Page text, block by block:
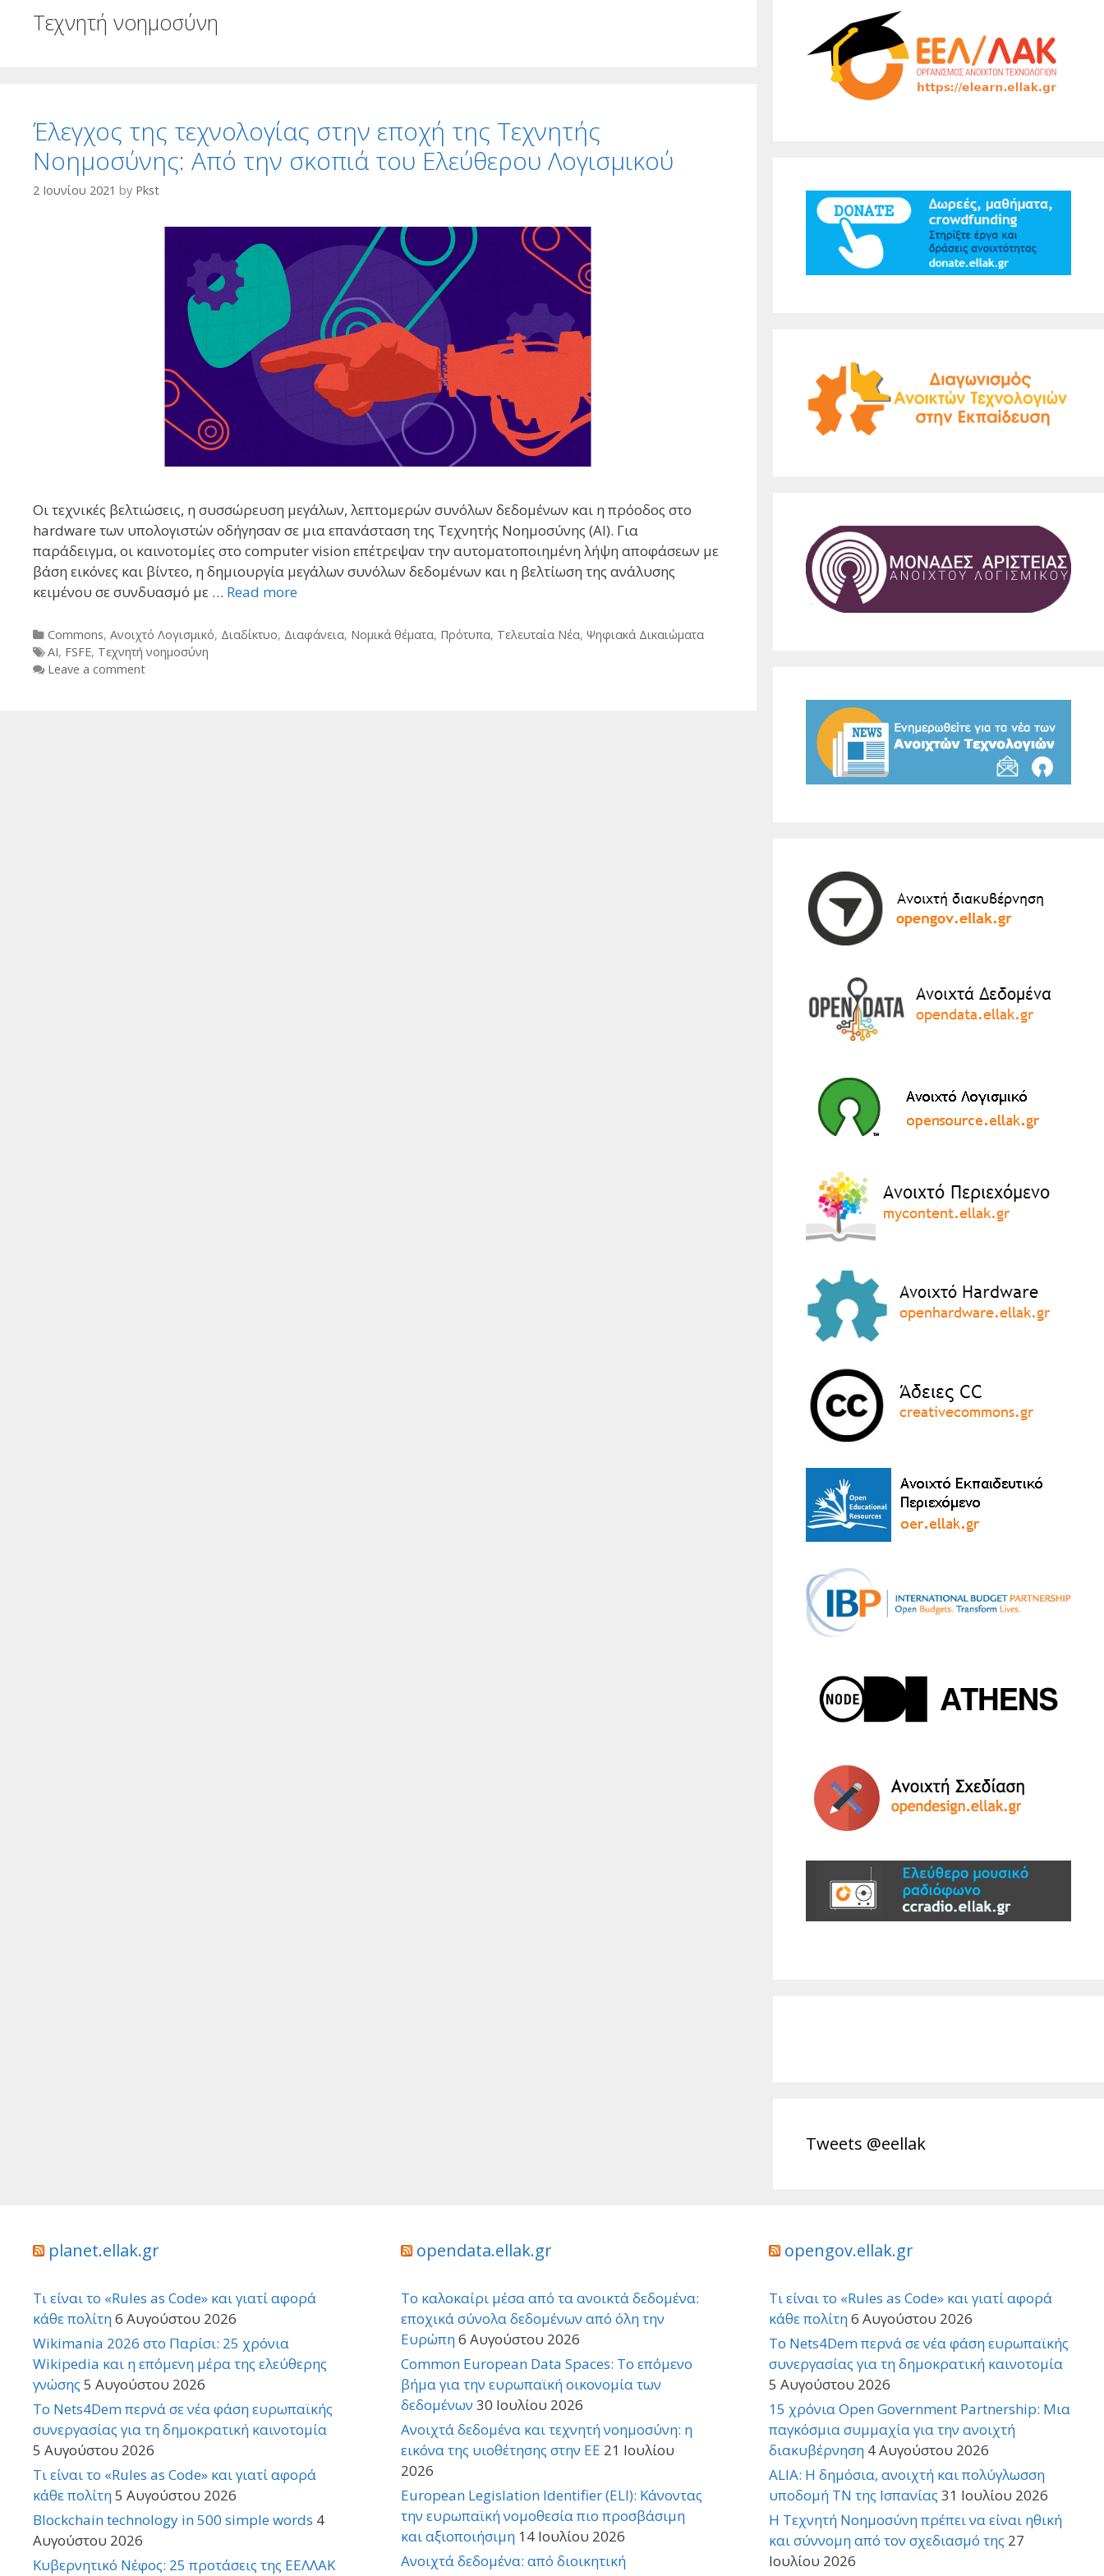
Τεχνητή νοημοσύνη
Έλεγχος της τεχνολογίας στην εποχή της Τεχνητής
Νοημοσύνης: Από την σκοπιά του Ελεύθερου Λογισμικού
2 Ιουνίου 2021 by Pkst
Οι τεχνικές βελτιώσεις, η συσσώρευση μεγάλων, λεπτομερών συνόλων δεδομένων και η πρόοδος στο
hardware των υπολογιστών οδήγησαν σε μια επανάσταση της Τεχνητής Νοημοσύνης (AI). Για
παράδειγμα, οι καινοτομίες στο computer vision επέτρεψαν την αυτοματοποιημένη λήψη αποφάσεων με
βάση εικόνες και βίντεο, η δημιουργία μεγάλων συνόλων δεδομένων και η βελτίωση της ανάλυσης
κειμένου σε συνδυασμό με … Read more
Categories
Commons, Ανοιχτό Λογισμικό, Διαδίκτυο, Διαφάνεια, Νομικά θέματα, Πρότυπα, Τελευταία Νέα, Ψηφιακά Δικαιώματα
Tags
AI, FSFE, Τεχνητή νοημοσύνη
Leave a comment
Tweets @eellak
planet.ellak.gr
Τι είναι το «Rules as Code» και γιατί αφορά
κάθε πολίτη6 Αυγούστου 2026
Wikimania 2026 στο Παρίσι: 25 χρόνια
Wikipedia και η επόμενη μέρα της ελεύθερης
γνώσης 5 Αυγούστου 2026
Το Nets4Dem περνά σε νέα φάση ευρωπαϊκής
συνεργασίας για τη δημοκρατική καινοτομία
5 Αυγούστου 2026
Τι είναι το «Rules as Code» και γιατί αφορά
κάθε πολίτη5 Αυγούστου 2026
Blockchain technology in 500 simple words 4
Αυγούστου 2026
Κυβερνητικό Νέφος: 25 προτάσεις της ΕΕΛΛΑΚ
opendata.ellak.gr
Το καλοκαίρι μέσα από τα ανοικτά δεδομένα:
εποχικά σύνολα δεδομένων από όλη την
Ευρώπη6 Αυγούστου 2026
Common European Data Spaces: Το επόμενο
βήμα για την ευρωπαϊκή οικονομία των
δεδομένων 30 Ιουλίου 2026
Ανοιχτά δεδομένα και τεχνητή νοημοσύνη: η
εικόνα της υιοθέτησης στην ΕΕ 21 Ιουλίου
2026
European Legislation Identifier (ELI): Κάνοντας
την ευρωπαϊκή νομοθεσία πιο προσβάσιμη
και αξιοποιήσιμη 14 Ιουλίου 2026
Ανοιχτά δεδομένα: από διοικητική
opengov.ellak.gr
Τι είναι το «Rules as Code» και γιατί αφορά
κάθε πολίτη6 Αυγούστου 2026
Το Nets4Dem περνά σε νέα φάση ευρωπαϊκής
συνεργασίας για τη δημοκρατική καινοτομία
5 Αυγούστου 2026
15 χρόνια Open Government Partnership: Μια
παγκόσμια συμμαχία για την ανοιχτή
διακυβέρνηση 4 Αυγούστου 2026
ALIA: Η δημόσια, ανοιχτή και πολύγλωσση
υποδομή ΤΝ της Ισπανίας 31 Ιουλίου 2026
Η Τεχνητή Νοημοσύνη πρέπει να είναι ηθική
και σύννομη από τον σχεδιασμό της 27
Ιουλίου 2026